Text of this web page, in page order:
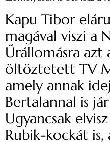
Kapu Tibor
magával viszi a
Űrállomásra azt
öltöztetett TV
amely annak
Bertalannal is
Ugyancsak
Rubik-kockát is,